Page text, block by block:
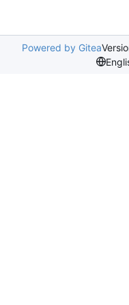
Powered by Gitea